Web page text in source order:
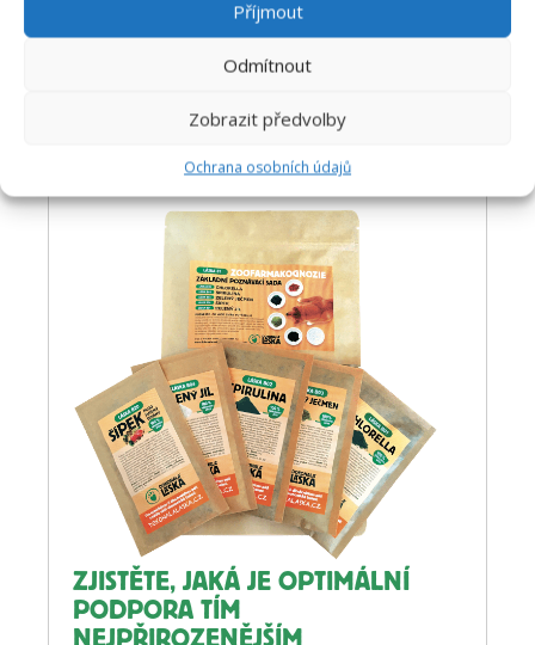
Příjmout
Odmítnout
Zobrazit předvolby
Ochrana osobních údajů
100 g 200 g
ZJISTĚTE, JAKÁ JE OPTIMÁLNÍ
PODPORA TÍM
NEJPŘIROZENĚJŠÍM